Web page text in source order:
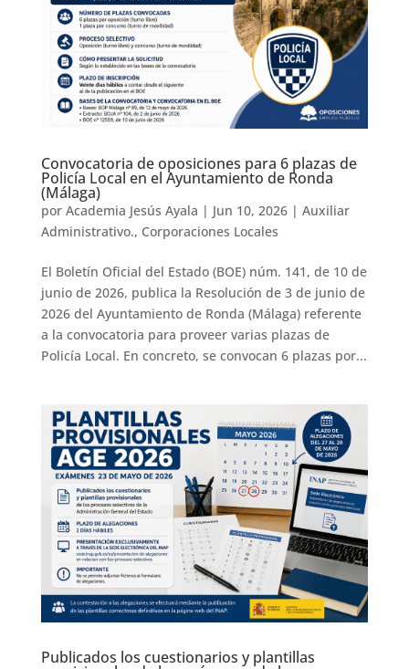
Convocatoria de oposiciones para 6 plazas de
Policía Local en el Ayuntamiento de Ronda
(Málaga)
por Academia Jesús Ayala | Jun 10, 2026| Auxiliar
Administrativo., Corporaciones Locales
El Boletín Oficial del Estado (BOE) núm. 141, de 10 de
junio de 2026, publica la Resolución de 3 de junio de
2026 del Ayuntamiento de Ronda (Málaga) referente
a la convocatoria para proveer varias plazas de
Policía Local. En concreto, se convocan 6 plazas por...
Publicados los cuestionarios y plantillas